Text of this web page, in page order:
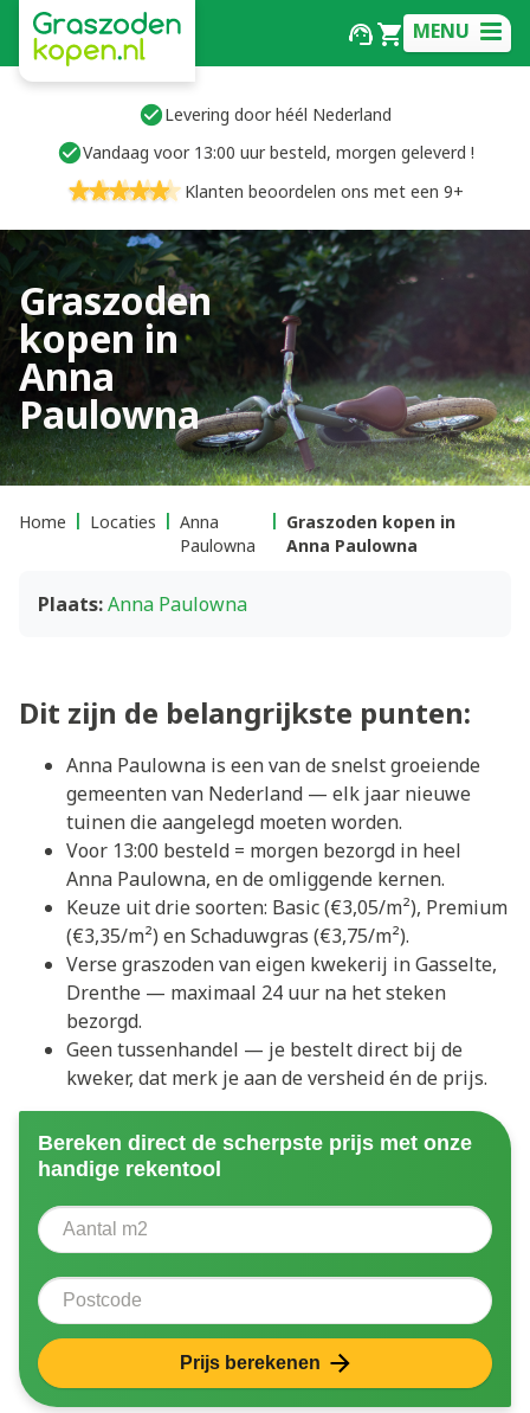
MENU
Levering door héél Nederland
Vandaag voor 13:00 uur besteld, morgen geleverd !
Klanten beoordelen ons met een 9+
Graszoden
kopen in
Anna
Paulowna
Home Locaties
Anna
Paulowna
Graszoden kopen in
Anna Paulowna
Plaats:Anna Paulowna
Dit zijn de belangrijkste punten:
Anna Paulowna is een van de snelst groeiende
gemeenten van Nederland — elk jaar nieuwe
tuinen die aangelegd moeten worden.
Voor 13:00 besteld = morgen bezorgd in heel
Anna Paulowna, en de omliggende kernen.
Keuze uit drie soorten: Basic (€3,05/m²), Premium
(€3,35/m²) en Schaduwgras (€3,75/m²).
Verse graszoden van eigen kwekerij in Gasselte,
Drenthe — maximaal 24 uur na het steken
bezorgd.
Geen tussenhandel — je bestelt direct bij de
kweker, dat merk je aan de versheid én de prijs.
Bereken direct de scherpste prijs met onze
handige rekentool
Aantal vierkante meter
Postcode
Prijs berekenen